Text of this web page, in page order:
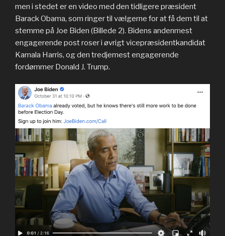
men i stedet er en video med den tidligere præsident
Barack Obama, som ringer til vælgerne for at få dem til at
stemme på Joe Biden (Billede 2). Bidens andenmest
engagerende post roser i øvrigt vicepræsidentkandidat
Kamala Harris, og den tredjemest engagerende
fordømmer Donald J. Trump.